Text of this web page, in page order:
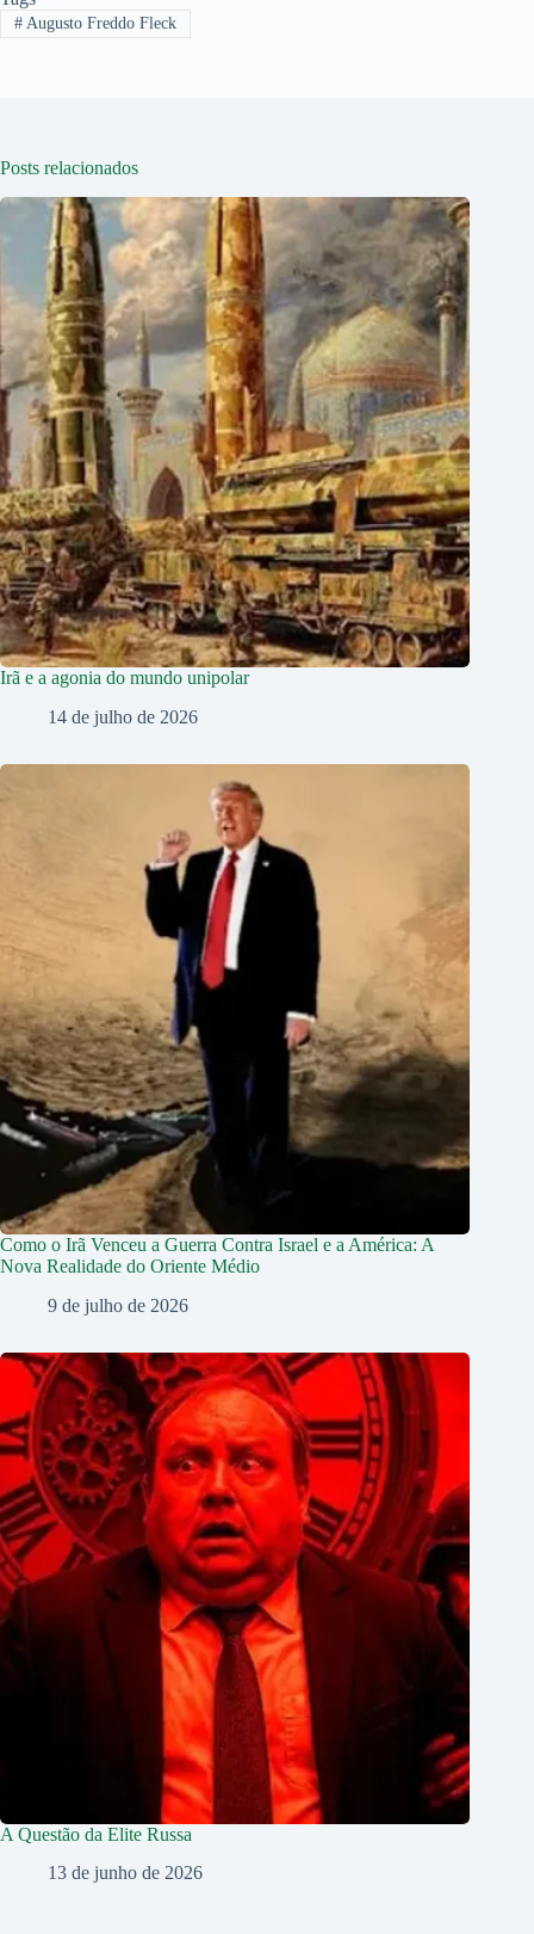
#Augusto Freddo Fleck
Posts relacionados
Irã e a agonia do mundo unipolar
14 de julho de 2026
Como o Irã Venceu a Guerra Contra Israel e a América: A
Nova Realidade do Oriente Médio
9 de julho de 2026
A Questão da Elite Russa
13 de junho de 2026